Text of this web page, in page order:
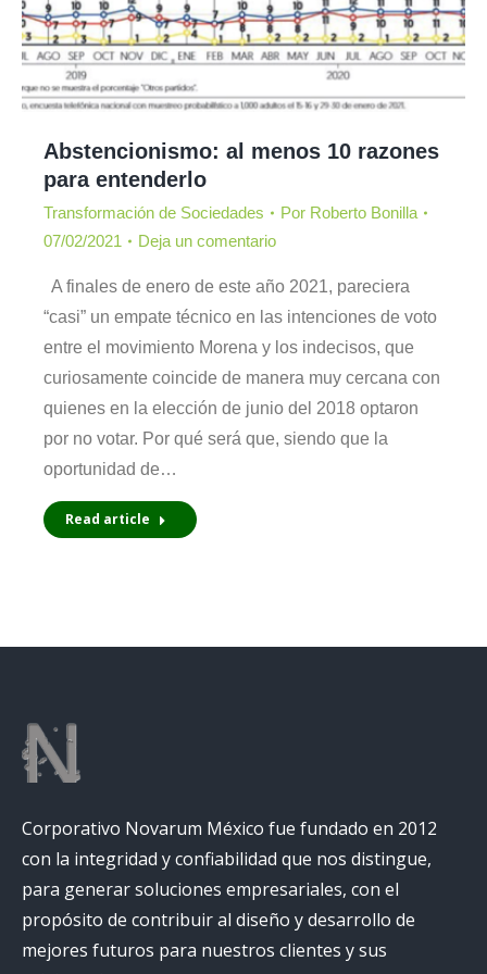
Abstencionismo: al menos 10 razones
para entenderlo
Transformación de Sociedades Por Roberto Bonilla
07/02/2021
Deja un comentario
A finales de enero de este año 2021, pareciera
“casi” un empate técnico en las intenciones de voto
entre el movimiento Morena y los indecisos, que
curiosamente coincide de manera muy cercana con
quienes en la elección de junio del 2018 optaron
por no votar. Por qué será que, siendo que la
oportunidad de…
Read article
Corporativo Novarum México fue fundado en 2012
con la integridad y confiabilidad que nos distingue,
para generar soluciones empresariales, con el
propósito de contribuir al diseño y desarrollo de
mejores futuros para nuestros clientes y sus